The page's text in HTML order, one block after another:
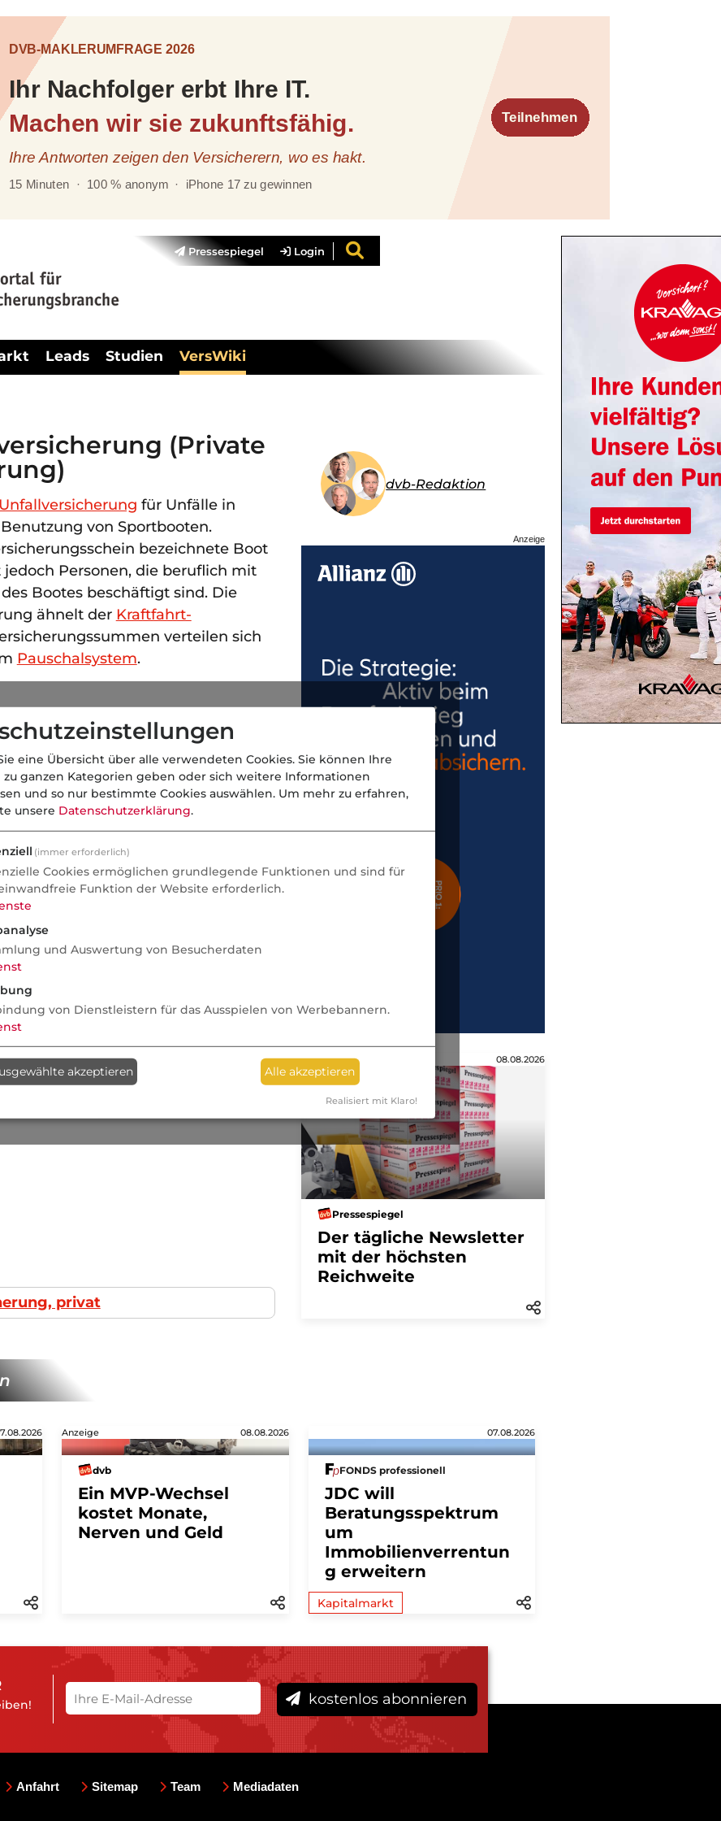
Pressespiegel Login
Leads Studien VersWiki
(Private
Unfallversicherung für Unfälle in
von Sportbooten.
bezeichnete Boot
Personen, die beruflich mit
Bootes beschäftigt sind. Die
ähnelt der Kraftfahrt-
verteilen sich
Pauschalsystem.
privat
dvb-Redaktion
Anzeige
Anzeige 08.08.2026
Pressespiegel
Der tägliche Newsletter
mit der höchsten
Reichweite
Anzeige 08.08.2026
dvb
Ein MVP-Wechsel
kostet Monate,
Nerven und Geld
07.08.2026
FONDS professionell
JDC will
Beratungsspektrum
um
Immobilienverrentun
g erweitern
Kapitalmarkt
kostenlos abonnieren
Anfahrt Sitemap Team Mediadaten
eine Übersicht über alle verwendeten Cookies. Sie können Ihre
ganzen Kategorien geben oder sich weitere Informationen
und so nur bestimmte Cookies auswählen. Um mehr zu erfahren,
unsere Datenschutzerklärung.
(immer erforderlich)
Cookies ermöglichen grundlegende Funktionen und sind für
Funktion der Website erforderlich.
und Auswertung von Besucherdaten
von Dienstleistern für das Ausspielen von Werbebannern.
akzeptieren Alle akzeptieren
Realisiert mit Klaro!